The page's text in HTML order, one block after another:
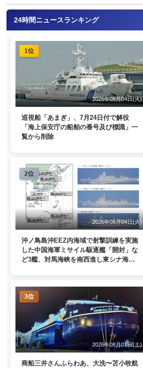
24時間ニュースランキング
1位
2026年08月04日(火)
巡視船「あまぎ」、7月24日付で解役
「海上保安庁の船舶の番号及び標識」一
覧から削除
2位
2026年08月04日(火)
沖ノ鳥島沖EEZ内海域で射撃訓練を実施
した中国海軍ミサイル駆逐艦「開封」な
ど3艦、対馬海峡を南西進し東シナ海
3位
2026年08月01日(土)
商船三井さんふらわあ、大洗〜苫小牧航